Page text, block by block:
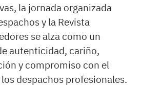
la jornada organizada
y la Revista
se alza como un
autenticidad, cariño,
y compromiso con el
despachos profesionales.